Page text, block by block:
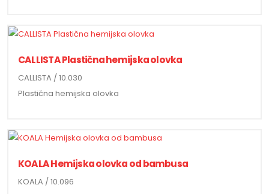
CALLISTA Plastična hemijska olovka
CALLISTA / 10.030
Plastična hemijska olovka
KOALA Hemijska olovka od bambusa
KOALA / 10.096